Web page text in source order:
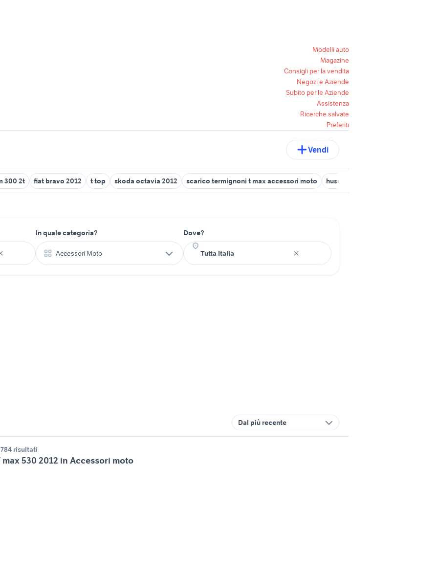
Modelli auto
Magazine
Consigli per la vendita
Negozi e Aziende
Subito per le Aziende
Assistenza
Ricerche salvate
Preferiti
Vendi
300 2t fiat bravo 2012 t top skoda octavia 2012 scarico termignoni t max accessori moto husqvarna 300 2t
In quale categoria?
Accessori Moto
Dove?
Dal più recente
risultati
max 530 2012 in Accessori moto